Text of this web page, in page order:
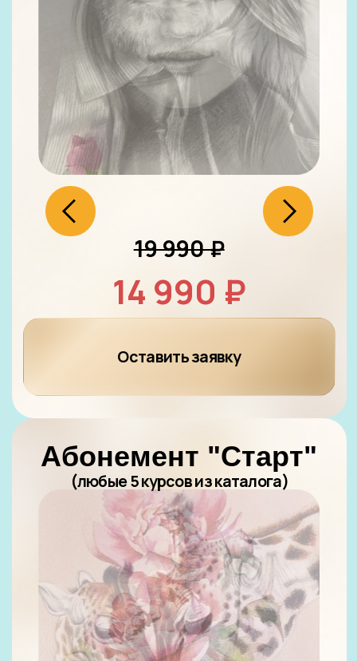
19 990 ₽
14 990 ₽
Оставить заявку
Абонемент "Старт"
(любые 5 курсов из каталога)
17 990 ₽
12 990 ₽
Оставить заявку
Цветочная
поляна 2.0